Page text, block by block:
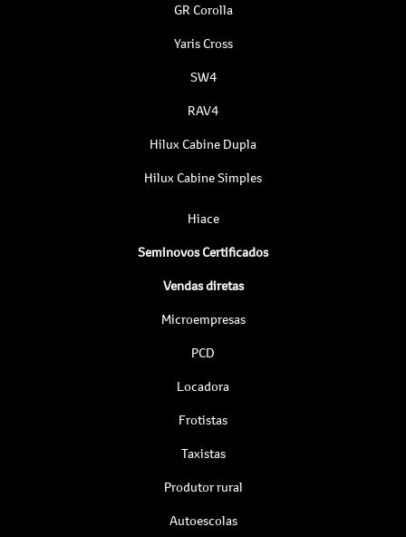
GR Corolla
Yaris Cross
SW4
RAV4
Hilux Cabine Dupla
Hilux Cabine Simples
Hiace
Seminovos Certificados
Vendas diretas
Microempresas
PCD
Locadora
Frotistas
Taxistas
Produtor rural
Autoescolas